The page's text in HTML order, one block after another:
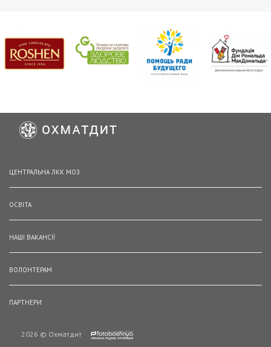
ЦЕНТРАЛЬНА ЛКК МОЗ
ОСВІТА
НАШІ ВАКАНСІЇ
ВОЛОНТЕРАМ
ПАРТНЕРИ
2026 © Охматдит